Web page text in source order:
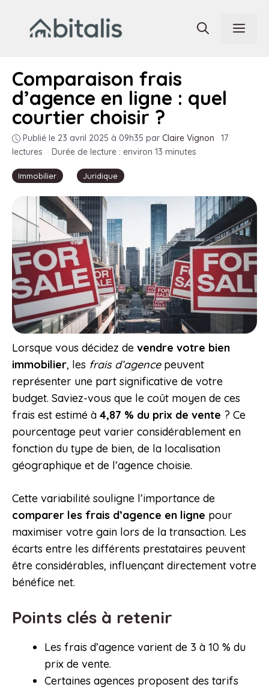
contenu
Immobilier Juridique
Comparaison frais
d’agence en ligne : quel
courtier choisir ?
Publié le 23 avril 2025 à 09h35 par Claire Vignon · 17
lectures · Durée de lecture : environ 13 minutes
Lorsque vous décidez de vendre votre bien
immobilier, les frais d’agencepeuvent
représenter une part significative de votre
budget. Saviez-vous que le coût moyen de ces
frais est estimé à 4,87 % du prix de vente ? Ce
pourcentage peut varier considérablement en
fonction du type de bien, de la localisation
géographique et de l’agence choisie.
Cette variabilité souligne l’importance de
comparer les frais d’agence en ligne pour
maximiser votre gain lors de la transaction. Les
écarts entre les différents prestataires peuvent
être considérables, influençant directement votre
bénéfice net.
Points clés à retenir
Les frais d’agence varient de 3 à 10 % du
prix de vente.
Certaines agences proposent des tarifs